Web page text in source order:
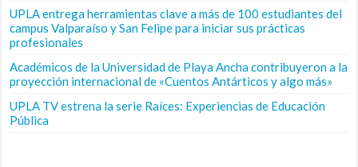
UPLA entrega herramientas clave a más de 100 estudiantes del
campus Valparaíso y San Felipe para iniciar sus prácticas
profesionales
Académicos de la Universidad de Playa Ancha contribuyeron a la
proyección internacional de «Cuentos Antárticos y algo más»
UPLA TV estrena la serie Raíces: Experiencias de Educación
Pública